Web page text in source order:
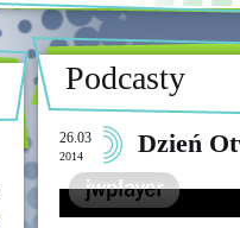
Podcasty
26.03
2014 Dzień